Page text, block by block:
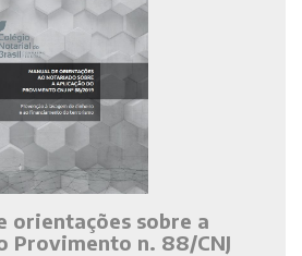
orientações sobre a
Provimento n. 88/CNJ